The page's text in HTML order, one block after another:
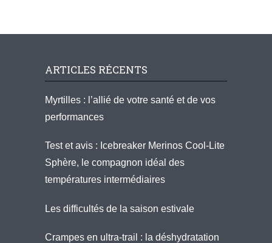
ARTICLES RÉCENTS
Myrtilles : l’allié de votre santé et de vos
performances
Test et avis : Icebreaker Merinos Cool-Lite
Sphère, le compagnon idéal des
températures intermédiaires
Les difficultés de la saison estivale
Crampes en ultra-trail : la déshydratation